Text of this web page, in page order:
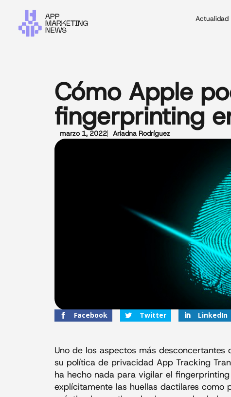
Actualidad
Cómo Apple
fingerprinting
marzo 1, 2022 Ariadna Rodríguez
Facebook Twitter LinkedIn
Uno de los aspectos más
su política de privacidad App Tracking
ha hecho nada para vigilar el
explícitamente las huellas dactilares como